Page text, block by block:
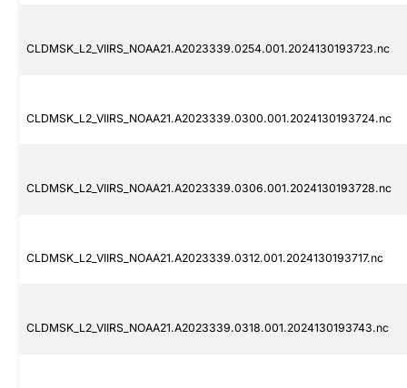
CLDMSK_L2_VIIRS_NOAA21.A2023339.0254.001.2024130193723.nc
CLDMSK_L2_VIIRS_NOAA21.A2023339.0300.001.2024130193724.nc
CLDMSK_L2_VIIRS_NOAA21.A2023339.0306.001.2024130193728.nc
CLDMSK_L2_VIIRS_NOAA21.A2023339.0312.001.2024130193717.nc
CLDMSK_L2_VIIRS_NOAA21.A2023339.0318.001.2024130193743.nc